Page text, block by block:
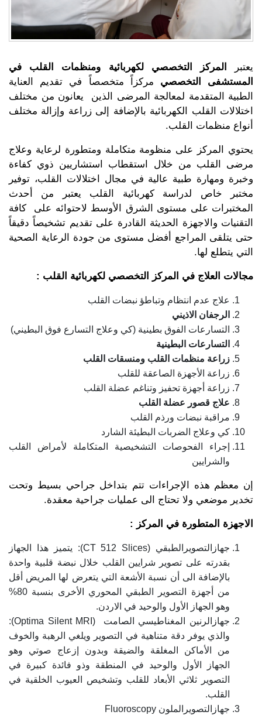
يعتبر
المركز التخصصي لكهربائية ومنظمات القلب في
المستشفى التخصصي مركزاً متخصصاً في تقديم العناية
الطبية المتقدمة لمعالجة المرضى الذين يعانون من مختلف
اختلالات القلب الكهربائية بالإضافة إلى زراعة وإزالة مختلف
أنواع منظمات القلب.
يحتوي المركز على منظومة متكاملة ومتطورة لرعاية وعلاج
مرضى القلب من خلال استقطاب استشاريين ذوي كفاءة
وخبرة ومهارة طبية عالية في مجال اختلالات القلب، توفير
مختبر خاص لدراسة كهربائية القلب يعتبر من أحدث
المختبرات على مستوى الشرق الأوسط لاحتوائه على كافة
التقنيات والاجهزة الحديثة القادرة على تقديم تشخيصاً دقيقاً
حتى يتلقى المراجع أفضل مستوى من جودة الرعاية الصحية
التي يتطلع لها.
مجالات العلاج في المركز التخصصي لكهربائية القلب :
علاج عدم انتظام وتباطؤ نبضات القلب
الرجفان الاذيني
التسارعات الفوق بطينية (كي وعلاج التسارع فوق البطيني)
التسارعات البطينية
زراعة منظمات القلب ومنسقات القلب
زراعة الأجهزة الصاعقة للقلب
زراعة أجهزة تحفيز وتناغم عضلة القلب
علاج قصور عضلة القلب
مراقبة نبضات ورذم القلب
كي وعلاج الضربات البطيئة الشارد
إجراء الفحوصات التشخيصية المتكاملة لأمراض القلب
والشرايين
إن معظم هذه الإجراءات تتم بتداخل جراحي بسيط وتحت
تخدير موضعي ولا تحتاج الى عمليات جراحية معقدة.
الاجهزة المتطورة في المركز :
جهازالتصويرالطبقي (CT 512 Slices): يتميز هذا الجهاز
بقدرته على تصوير شرايين القلب خلال نبضة قلبية واحدة
بالإضافة الى أن نسبة الأشعة التي يتعرض لها المريض أقل
من أجهزة التصوير الطبقي المحوري الأخرى بنسبة 80%
وهو الجهاز الأول والوحيد في الاردن.
جهازالرنين المغناطيسي الصامت (Optima Silent MRI):
والذي يوفر دقة متناهية في التصوير ويلغي الرهبة والخوف
من الأماكن المغلقة والضيقة وبدون إزعاج صوتي وهو
الجهاز الأول والوحيد في المنطقة وذو فائدة كبيرة في
التصوير ثلاثي الأبعاد للقلب وتشخيص العيوب الخلقية في
القلب.
جهازالتصويرالملون Fluoroscopy